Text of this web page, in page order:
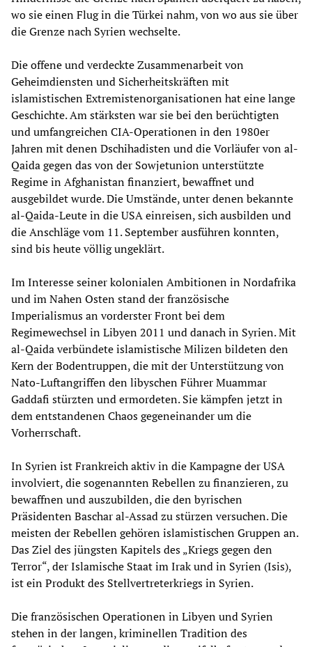
wo sie einen Flug in die Türkei nahm, von wo aus sie über
die Grenze nach Syrien wechselte.
Die offene und verdeckte Zusammenarbeit von
Geheimdiensten und Sicherheitskräften mit
islamistischen Extremistenorganisationen hat eine lange
Geschichte. Am stärksten war sie bei den berüchtigten
und umfangreichen CIA-Operationen in den 1980er
Jahren mit denen Dschihadisten und die Vorläufer von al-
Qaida gegen das von der Sowjetunion unterstützte
Regime in Afghanistan finanziert, bewaffnet und
ausgebildet wurde. Die Umstände, unter denen bekannte
al-Qaida-Leute in die USA einreisen, sich ausbilden und
die Anschläge vom 11. September ausführen konnten,
sind bis heute völlig ungeklärt.
Im Interesse seiner kolonialen Ambitionen in Nordafrika
und im Nahen Osten stand der französische
Imperialismus an vorderster Front bei dem
Regimewechsel in Libyen 2011 und danach in Syrien. Mit
al-Qaida verbündete islamistische Milizen bildeten den
Kern der Bodentruppen, die mit der Unterstützung von
Nato-Luftangriffen den libyschen Führer Muammar
Gaddafi stürzten und ermordeten. Sie kämpfen jetzt in
dem entstandenen Chaos gegeneinander um die
Vorherrschaft.
In Syrien ist Frankreich aktiv in die Kampagne der USA
involviert, die sogenannten Rebellen zu finanzieren, zu
bewaffnen und auszubilden, die den byrischen
Präsidenten Baschar al-Assad zu stürzen versuchen. Die
meisten der Rebellen gehören islamistischen Gruppen an.
Das Ziel des jüngsten Kapitels des „Kriegs gegen den
Terror“, der Islamische Staat im Irak und in Syrien (Isis),
ist ein Produkt des Stellvertreterkriegs in Syrien.
Die französischen Operationen in Libyen und Syrien
stehen in der langen, kriminellen Tradition des